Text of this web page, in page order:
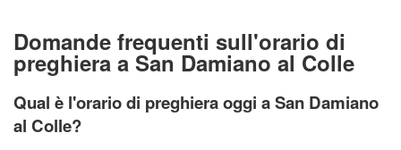
Domande frequenti sull'orario di
preghiera a San Damiano al Colle
Qual è l'orario di preghiera oggi a San Damiano
al Colle?